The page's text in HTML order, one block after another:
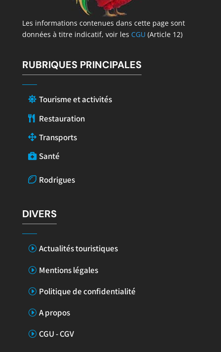
Les informations contenues dans cette page sont
données à titre indicatif, voir les CGU (Article 12)
RUBRIQUES PRINCIPALES
Tourisme et activités
Restauration
Transports
Santé
Rodrigues
DIVERS
Actualités touristiques
Mentions légales
Politique de confidentialité
A propos
CGU - CGV